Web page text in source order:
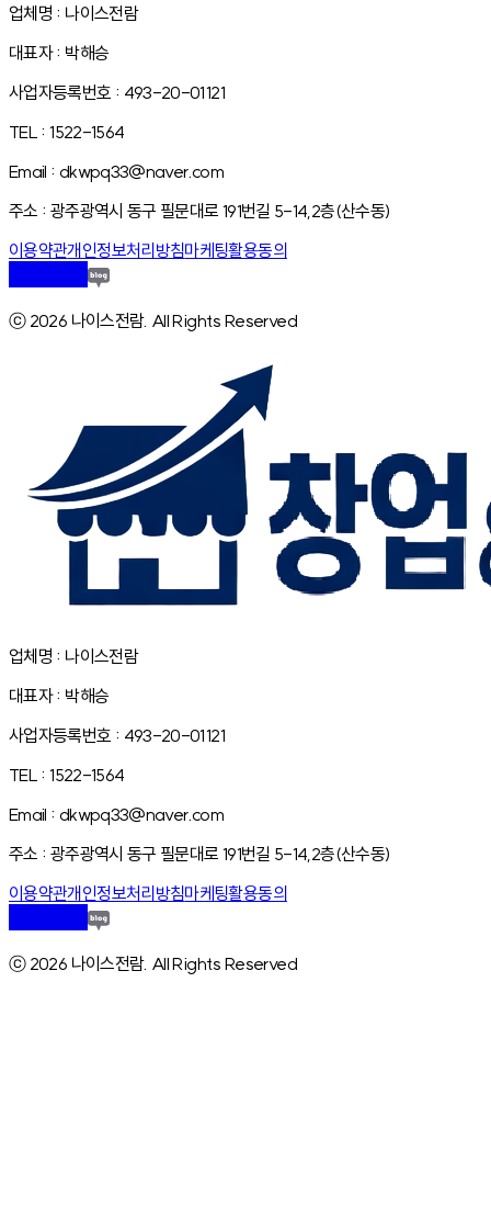
업체명 : 나이스전람
대표자 : 박해승
사업자등록번호 : 493-20-01121
TEL : 1522-1564
Email : dkwpq33@naver.com
주소 : 광주광역시 동구 필문대로 191번길 5-14,2층(산수동)
이용약관개인정보처리방침마케팅활용동의
ⓒ 2026 나이스전람. All Rights Reserved
업체명 : 나이스전람
대표자 : 박해승
사업자등록번호 : 493-20-01121
TEL : 1522-1564
Email : dkwpq33@naver.com
주소 : 광주광역시 동구 필문대로 191번길 5-14,2층(산수동)
이용약관개인정보처리방침마케팅활용동의
ⓒ 2026 나이스전람. All Rights Reserved